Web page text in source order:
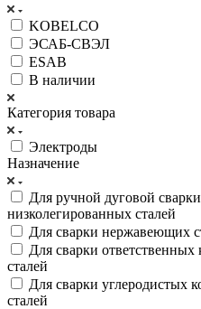
KOBELCO
ЭСАБ-СВЭЛ
ESAB
В наличии
Категория товара
Электроды
Назначение
Для ручной дуговой
низколегированных сталей
Для сварки нержавеющих
Для сварки
сталей
Для сварки углеродистых
сталей